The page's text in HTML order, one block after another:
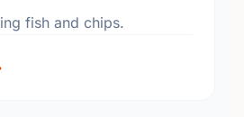
fish and chips.